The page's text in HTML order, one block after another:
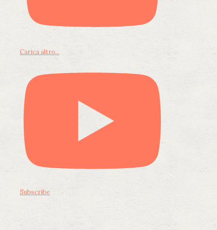
Carica altro...
Subscribe